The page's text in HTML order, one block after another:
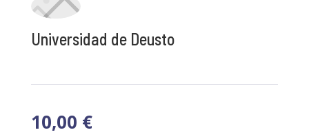
Universidad de Deusto
10,00 €